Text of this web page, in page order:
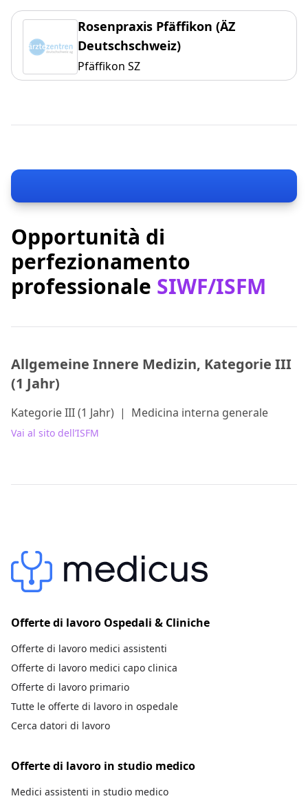
Rosenpraxis Pfäffikon (ÄZ
Deutschschweiz)
Pfäffikon SZ
Opportunità di
perfezionamento
professionale SIWF/ISFM
Allgemeine Innere Medizin, Kategorie III
(1 Jahr)
Kategorie III (1 Jahr) | Medicina interna generale
Vai al sito dell’ISFM
Offerte di lavoro Ospedali & Cliniche
Offerte di lavoro medici assistenti
Offerte di lavoro medici capo clinica
Offerte di lavoro primario
Tutte le offerte di lavoro in ospedale
Cerca datori di lavoro
Offerte di lavoro in studio medico
Medici assistenti in studio medico